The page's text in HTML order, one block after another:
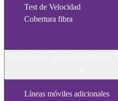
Test de Velocidad
Cobertura fibra
Líneas móviles adicionales